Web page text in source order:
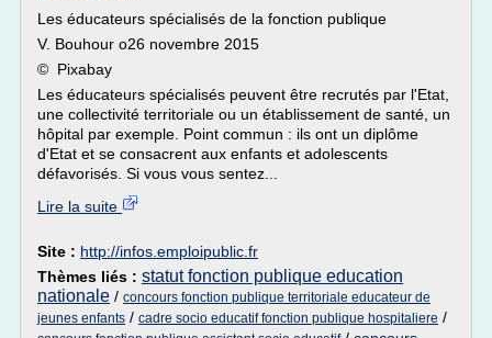
Les éducateurs spécialisés de la fonction publique
V. Bouhour o26 novembre 2015
© Pixabay
Les éducateurs spécialisés peuvent être recrutés par l'Etat,
une collectivité territoriale ou un établissement de santé, un
hôpital par exemple. Point commun : ils ont un diplôme
d'Etat et se consacrent aux enfants et adolescents
défavorisés. Si vous vous sentez...
Lire la suite
Site : http://infos.emploipublic.fr
Thèmes liés : statut fonction publique education
nationale / concours fonction publique territoriale educateur de
jeunes enfants / cadre socio educatif fonction publique hospitaliere /